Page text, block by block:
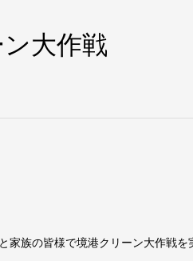
大作戦
家族の皆様で境港クリーン大作戦を